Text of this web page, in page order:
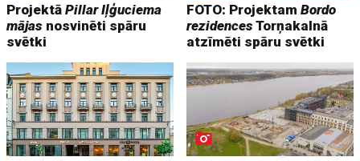
ProjektāPillar Iļģuciema
mājas nosvinēti spāru
svētki
FOTO: ProjektamBordo
rezidencesTorņakalnā
atzīmēti spāru svētki